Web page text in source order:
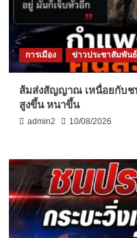
การเมือง ข่าวประชาสัมพันธ์
ส้มส่งสัญญาณ เหนื่อยกับช
สูงขึ้น หนาขึ้น
admin2 10/08/2026